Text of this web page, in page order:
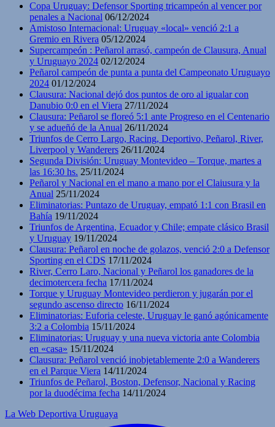
Copa Uruguay: Defensor Sporting tricampeón al vencer por
penales a Nacional 06/12/2024
Amistoso Internacional: Uruguay «local» venció 2:1 a
Gremio en Rivera 05/12/2024
Supercampeón : Peñarol arrasó, campeón de Clausura, Anual
y Uruguayo 2024 02/12/2024
Peñarol campeón de punta a punta del Campeonato Uruguayo
2024 01/12/2024
Clausura: Nacional dejó dos puntos de oro al igualar con
Danubio 0:0 en el Viera 27/11/2024
Clausura: Peñarol se floreó 5:1 ante Progreso en el Centenario
y se adueñó de la Anual 26/11/2024
Triunfos de Cerro Largo, Racing, Deportivo, Peñarol, River,
Liverpool y Wanderers 26/11/2024
Segunda División: Uruguay Montevideo – Torque, martes a
las 16:30 hs. 25/11/2024
Peñarol y Nacional en el mano a mano por el Claiusura y la
Anual 25/11/2024
Eliminatorias: Puntazo de Uruguay, empató 1:1 con Brasil en
Bahía 19/11/2024
Triunfos de Argentina, Ecuador y Chile; empate clásico Brasil
y Uruguay 19/11/2024
Clausura: Peñarol en noche de golazos, venció 2:0 a Defensor
Sporting en el CDS 17/11/2024
River, Cerro Laro, Nacional y Peñarol los ganadores de la
decimotercera fecha 17/11/2024
Torque y Uruguay Montevideo perdieron y jugarán por el
segundo ascenso directo 16/11/2024
Eliminatorias: Euforia celeste, Uruguay le ganó agónicamente
3:2 a Colombia 15/11/2024
Eliminatorias: Uruguay y una nueva victoria ante Colombia
en «casa» 15/11/2024
Clausura: Peñarol venció inobjetablemente 2:0 a Wanderers
en el Parque Viera 14/11/2024
Triunfos de Peñarol, Boston, Defensor, Nacional y Racing
por la duodécima fecha 14/11/2024
La Web Deportiva Uruguaya